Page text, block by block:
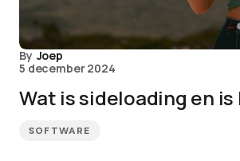
By Joep
5 december 2024
Wat is sideloading en
SOFTWARE